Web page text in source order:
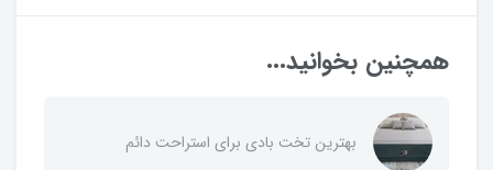
همچنین بخوانید...
بهترین تخت بادی برای استراحت دائم